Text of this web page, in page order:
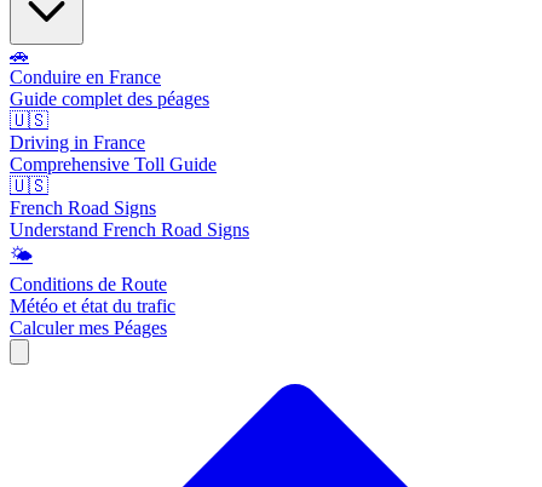
🚗
Conduire en France
Guide complet des péages
🇺🇸
Driving in France
Comprehensive Toll Guide
🇺🇸
French Road Signs
Understand French Road Signs
🌤️
Conditions de Route
Météo et état du trafic
Calculer mes Péages